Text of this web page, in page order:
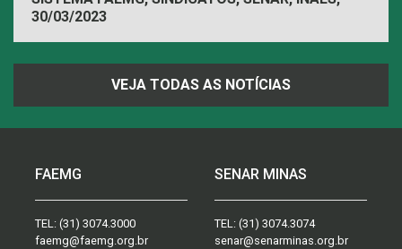
FAEMG
30/03/2023
VEJA TODAS AS NOTÍCIAS
FAEMG
TEL: (31) 3074.3000
faemg@faemg.org.br
SENAR MINAS
TEL: (31) 3074.3074
senar@senarminas.org.br